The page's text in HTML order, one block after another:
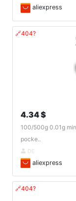
aliexpress
🔗404?
4.34 $
100/500g 0.01g
pocke..
DE
aliexpress
🔗404?